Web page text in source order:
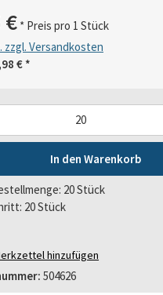
€ * Preis pro 1 Stück
zzgl. Versandkosten
€ *
In den Warenkorb
20 Stück
20 Stück
hinzufügen
504626